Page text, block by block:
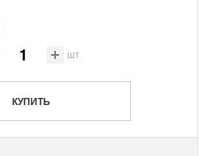
шт
КУПИТЬ